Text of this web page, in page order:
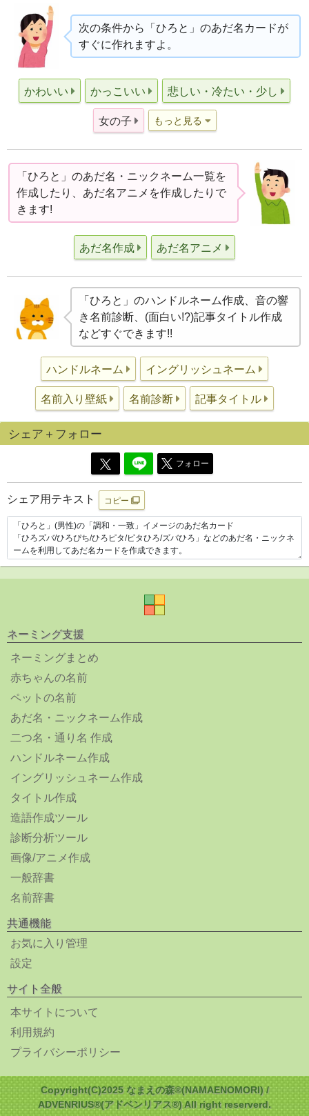
次の条件から「ひろと」のあだ名カードが
すぐに作れますよ。
かわいい かっこいい 悲しい・冷たい・少し
女の子 もっと見る
「ひろと」のあだ名・ニックネーム一覧を
作成したり、あだ名アニメを作成したりで
きます!
あだ名作成 あだ名アニメ
「ひろと」のハンドルネーム作成、音の響
き名前診断、(面白い!?)記事タイトル作成
などすぐできます!!
ハンドルネーム イングリッシュネーム
名前入り壁紙 名前診断 記事タイトル
シェア＋フォロー
フォロー
シェア用テキスト コピー
ネーミング支援
ネーミングまとめ
赤ちゃんの名前
ペットの名前
あだ名・ニックネーム作成
二つ名・通り名 作成
ハンドルネーム作成
イングリッシュネーム作成
タイトル作成
造語作成ツール
診断分析ツール
画像/アニメ作成
一般辞書
名前辞書
共通機能
お気に入り管理
設定
サイト全般
本サイトについて
利用規約
プライバシーポリシー
Copyright(C)2025 なまえの森®(NAMAENOMORI) /
ADVENRIUS®(アドベンリアス®) All right reserverd.